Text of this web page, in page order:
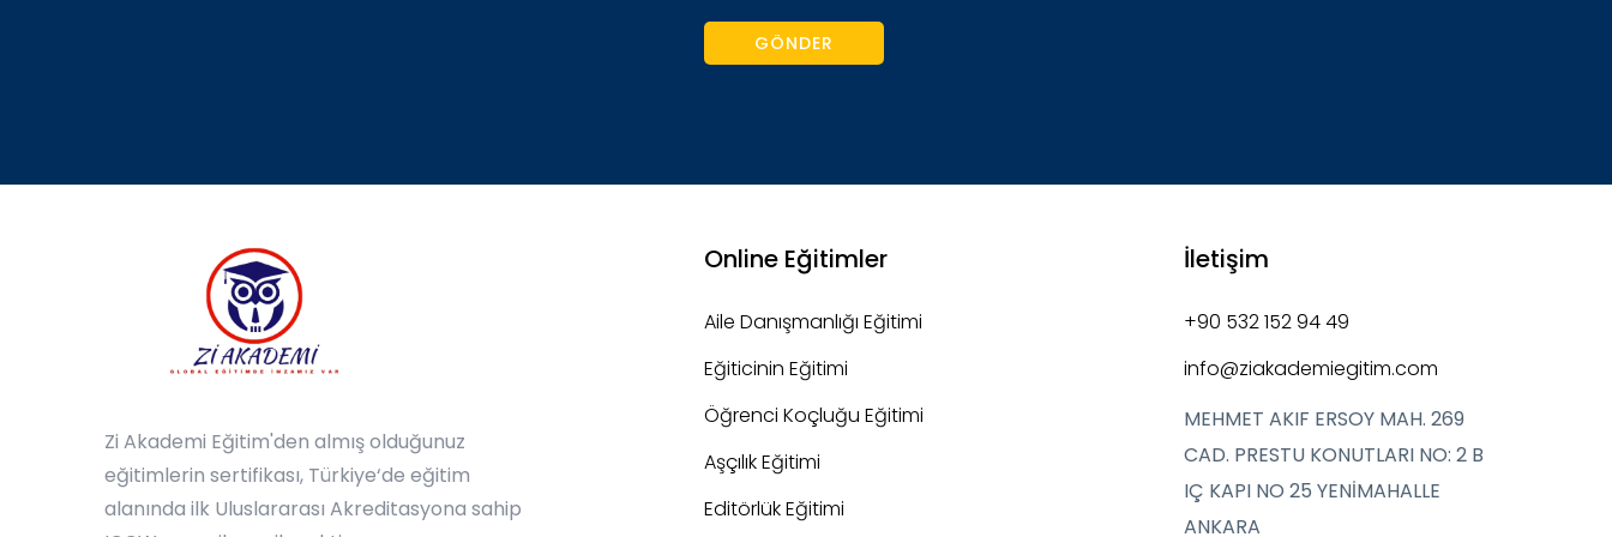
GÖNDER
Zi Akademi Eğitim'den almış olduğunuz
eğitimlerin sertifikası, Türkiye‘de eğitim
alanında ilk Uluslararası Akreditasyona sahip
Online Eğitimler
Aile Danışmanlığı Eğitimi
Eğiticinin Eğitimi
Öğrenci Koçluğu Eğitimi
Aşçılık Eğitimi
Editörlük Eğitimi
İletişim
+90 532 152 94 49
info@ziakademiegitim.com
MEHMET AKIF ERSOY MAH. 269
CAD. PRESTU KONUTLARI NO: 2 B
IÇ KAPI NO 25 YENİMAHALLE
ANKARA